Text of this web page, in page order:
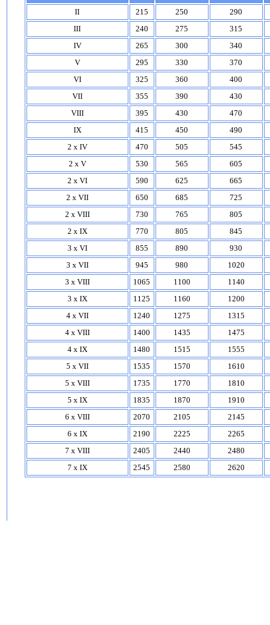
II
215 250
290
III
240 275
315
IV
265 300
340
V
295 330
370
VI
325 360
400
VII
355 390
430
VIII
395 430
470
IX
415 450
490
2 x IV
470 505
545
2 x V
530 565
605
2 x VI
590 625
665
2 x VII
650 685
725
2 x VIII
730 765
805
2 x IX
770 805
845
3 x VI
855 890
930
3 x VII
945 980
1020
3 x VIII
1065 1100
1140
3 x IX
1125 1160
1200
4 x VII
1240 1275
1315
4 x VIII
1400 1435
1475
4 x IX
1480 1515
1555
5 x VII
1535 1570
1610
5 x VIII
1735 1770
1810
5 x IX
1835 1870
1910
6 x VIII
2070 2105
2145
6 x IX
2190 2225
2265
7 x VIII
2405 2440
2480
7 x IX
2545 2580 2620